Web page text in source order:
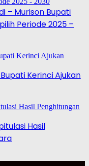
– Murison Bupati
Periode 2025 –
Kerinci Ajukan
Hasil